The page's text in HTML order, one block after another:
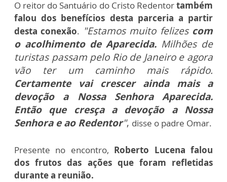
O reitor do Santuário do Cristo Redentortambém
falou dos benefícios desta parceria a partir
desta conexão. "Estamos muito felizes com
o acolhimento de Aparecida. Milhões de
turistas passam pelo Rio de Janeiro e agora
vão ter um caminho mais rápido.
Certamente vai crescer ainda mais a
devoção a Nossa Senhora Aparecida.
Então que cresça a devoção a Nossa
Senhora e ao Redentor", disse o padre Omar.
Presente no encontro, Roberto Lucena falou
dos frutos das ações que foram refletidas
durante a reunião.